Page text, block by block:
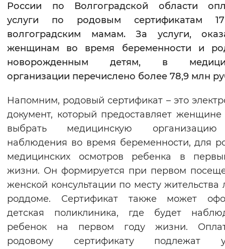
Цвет сайта
Инверсивный
Синий фон
Изображения
Включены Выключены
Воспроизвести Остановить
Вернуть стандартные настройки
России по Волгоградской области
услуги по родовым сертификатам
волгоградским мамам. За услуги,
женщинам во время беременности и
новорожденным детям, в
организации перечислено более 78,9 млн
Напомним, родовый сертификат – это
документ, который предоставляет женщине
выбрать медицинскую
наблюдения во время беременности, для
медицинских осмотров ребенка в
жизни. Он формируется при первом
женской консультации по месту жительства
роддоме. Сертификат также может
детская поликлиника, где будет
ребенок на первом году жизни.
родовому сертификату подлежат